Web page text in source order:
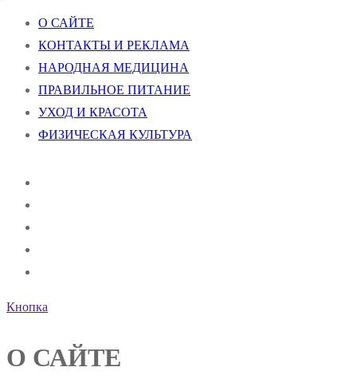
О САЙТЕ
КОНТАКТЫ И РЕКЛАМА
НАРОДНАЯ МЕДИЦИНА
ПРАВИЛЬНОЕ ПИТАНИЕ
УХОД И КРАСОТА
ФИЗИЧЕСКАЯ КУЛЬТУРА
Кнопка
О САЙТЕ